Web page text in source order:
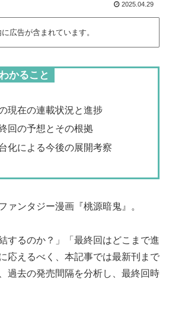
2025.04.29
広告が含まれています。
かること
現在の連載状況と進捗
回の予想とその根拠
化による今後の展開考察
ァンタジー漫画『桃源暗鬼』。
するのか？」「最終回はどこまで進
応えるべく、本記事では最新刊まで
過去の発売間隔を分析し、最終回時